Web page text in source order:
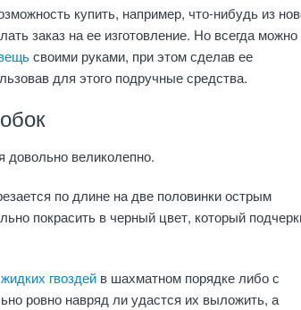
купить, например, что-нибудь из
заказ на ее изготовление. Но всегда
своими руками, при этом сделав ее
для этого подручные средства.
довольно великолепно.
по длине на две половинки острым
покрасить в черный цвет, который
жидких гвоздей в шахматном порядке либо с
ровно навряд ли удастся их выложить, а